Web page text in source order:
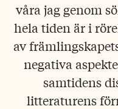
våra jag genom
hela tiden är i
av
negativa
samtidens
litteraturens